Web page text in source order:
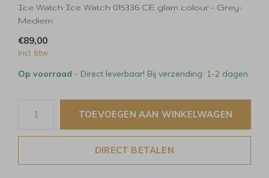
Ice Watch Ice Watch 015336 CE glam colour - Grey-
Mediem
€89,00
Incl. btw
Op voorraad - Direct leverbaar! Bij verzending: 1-2 dagen
TOEVOEGEN AAN WINKELWAGEN
DIRECT BETALEN